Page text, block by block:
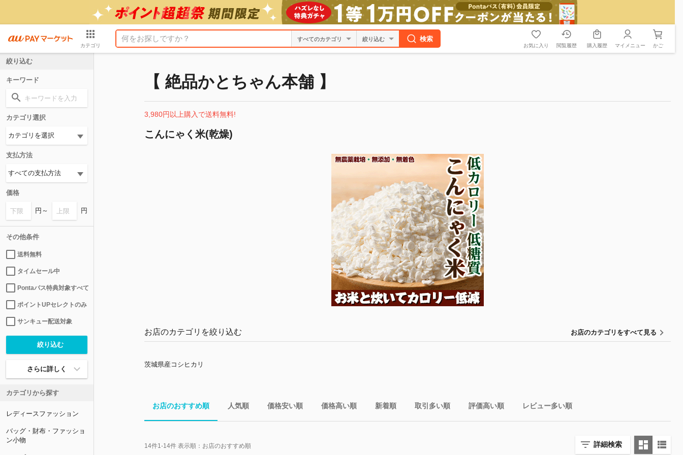
カテゴリ
絞り込む 検索
お気に入り 閲覧履歴 購入履歴 マイメニュー かご
【 絶品かとちゃん本舗 】
3,980円以上購入で送料無料!
こんにゃく米(乾燥)
お店のカテゴリを絞り込む お店のカテゴリをすべて見る
茨城県産コシヒカリ
お店のおすすめ順 人気順 価格安い順 価格高い順 新着順 取引多い順 評価高い順 レビュー多い順
詳細検索
14件1-14件 表示順： お店のおすすめ順
絞り込む
キーワード
カテゴリ選択
支払方法
価格
円～ 円
その他条件
送料無料
タイムセール中
Pontaパス特典対象すべて
ポイントUPセレクトのみ
サンキュー配送対象
さらに詳しく
カテゴリから探す
レディースファッション
バッグ・財布・ファッショ
ン小物